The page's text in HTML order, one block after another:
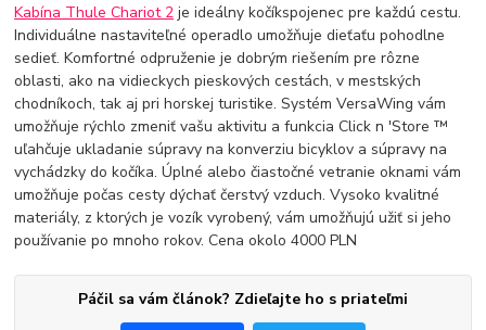
Kabína Thule Chariot 2 je ideálny kočíkspojenec pre každú cestu.
Individuálne nastaviteľné operadlo umožňuje dieťaťu pohodlne
sedieť. Komfortné odpruženie je dobrým riešením pre rôzne
oblasti, ako na vidieckych pieskových cestách, v mestských
chodníkoch, tak aj pri horskej turistike. Systém VersaWing vám
umožňuje rýchlo zmeniť vašu aktivitu a funkcia Click n 'Store ™
uľahčuje ukladanie súpravy na konverziu bicyklov a súpravy na
vychádzky do kočíka. Úplné alebo čiastočné vetranie oknami vám
umožňuje počas cesty dýchať čerstvý vzduch. Vysoko kvalitné
materiály, z ktorých je vozík vyrobený, vám umožňujú užiť si jeho
používanie po mnoho rokov. Cena okolo 4000 PLN
Páčil sa vám článok? Zdieľajte ho s priateľmi